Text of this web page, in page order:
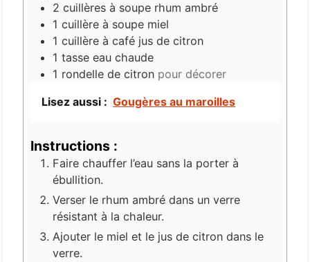
2 cuillères à soupe rhum ambré
1 cuillère à soupe miel
1 cuillère à café jus de citron
1 tasse eau chaude
1 rondelle de citron pour décorer
Lisez aussi : Gougères au maroilles
Instructions :
Faire chauffer l’eau sans la porter à
ébullition.
Verser le rhum ambré dans un verre
résistant à la chaleur.
Ajouter le miel et le jus de citron dans le
verre.